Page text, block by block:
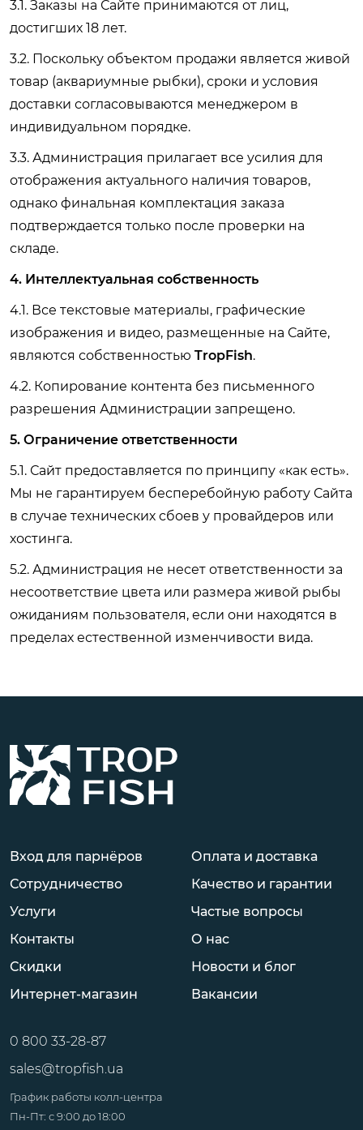
3.1. Заказы на Сайте принимаются от лиц,
достигших 18 лет.
3.2. Поскольку объектом продажи является живой
товар (аквариумные рыбки), сроки и условия
доставки согласовываются менеджером в
индивидуальном порядке.
3.3. Администрация прилагает все усилия для
отображения актуального наличия товаров,
однако финальная комплектация заказа
подтверждается только после проверки на
складе.
4. Интеллектуальная собственность
4.1. Все текстовые материалы, графические
изображения и видео, размещенные на Сайте,
являются собственностью TropFish.
4.2. Копирование контента без письменного
разрешения Администрации запрещено.
5. Ограничение ответственности
5.1. Сайт предоставляется по принципу «как есть».
Мы не гарантируем бесперебойную работу Сайта
в случае технических сбоев у провайдеров или
хостинга.
5.2. Администрация не несет ответственности за
несоответствие цвета или размера живой рыбы
ожиданиям пользователя, если они находятся в
пределах естественной изменчивости вида.
Вход для парнёров
Сотрудничество
Услуги
Контакты
Скидки
Интернет-магазин
Оплата и доставка
Качество и гарантии
Частые вопросы
О нас
Новости и блог
Вакансии
0 800 33-28-87
sales@tropfish.ua
График работы колл-центра
Пн-Пт: с 9:00 до 18:00